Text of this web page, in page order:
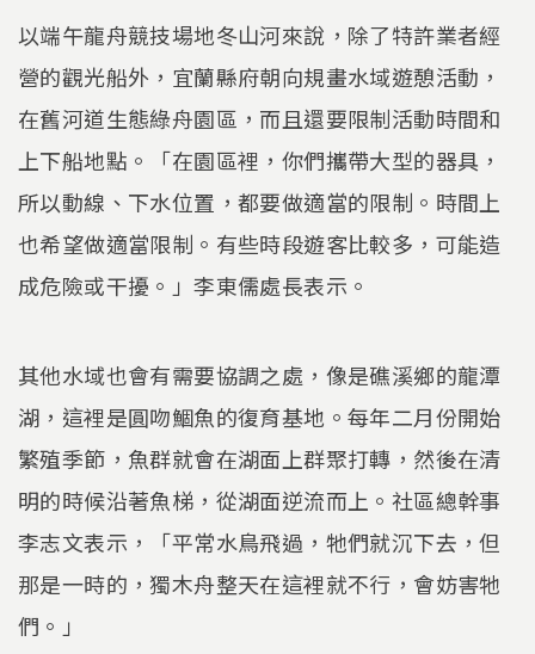
以端午龍舟競技場地冬山河來說，除了特許業者經
營的觀光船外，宜蘭縣府朝向規畫水域遊憩活動，
在舊河道生態綠舟園區，而且還要限制活動時間和
上下船地點。「在園區裡，你們攜帶大型的器具，
所以動線、下水位置，都要做適當的限制。時間上
也希望做適當限制。有些時段遊客比較多，可能造
成危險或干擾。」李東儒處長表示。
其他水域也會有需要協調之處，像是礁溪鄉的龍潭
湖，這裡是圓吻鯝魚的復育基地。每年二月份開始
繁殖季節，魚群就會在湖面上群聚打轉，然後在清
明的時候沿著魚梯，從湖面逆流而上。社區總幹事
李志文表示，「平常水鳥飛過，牠們就沉下去，但
那是一時的，獨木舟整天在這裡就不行，會妨害牠
們。」